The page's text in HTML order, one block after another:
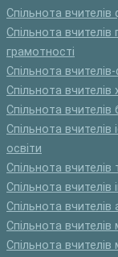
Спільнота вчителів
Спільнота вчителів
грамотності
Спільнота вчителів-
Спільнота вчителів
Спільнота вчителів
Спільнота вчителів
освіти
Спільнота вчителів
Спільнота вчителів
Спільнота вчителів
Спільнота
Спільнота